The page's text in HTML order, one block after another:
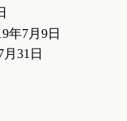
年7月9日
月31日